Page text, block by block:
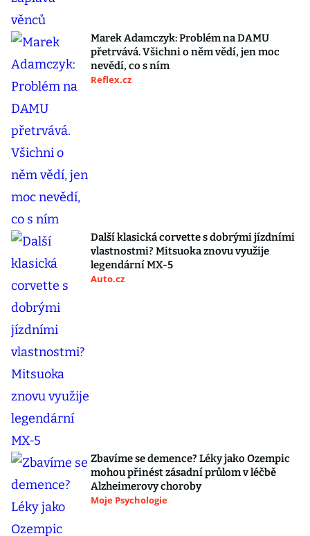
Marek Adamczyk: Problém na DAMU
přetrvává. Všichni o něm vědí, jen moc
nevědí, co s ním
Reflex.cz
Další klasická corvette s dobrými jízdními
vlastnostmi? Mitsuoka znovu využije
legendární MX-5
Auto.cz
Zbavíme se demence? Léky jako Ozempic
mohou přinést zásadní průlom v léčbě
Alzheimerovy choroby
Moje Psychologie